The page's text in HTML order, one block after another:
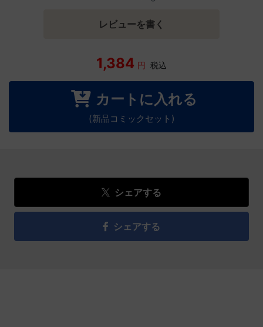
レビューを書く
1,384 円 税込
カートに入れる
(新品コミックセット)
シェアする
シェアする